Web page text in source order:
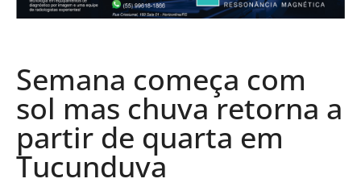
Semana começa com
sol mas chuva retorna a
partir de quarta em
Tucunduva